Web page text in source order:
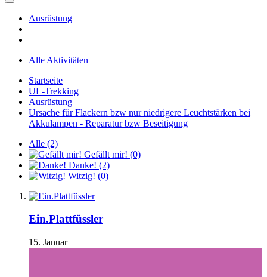
Ausrüstung
Alle Aktivitäten
Startseite
UL-Trekking
Ausrüstung
Ursache für Flackern bzw nur niedrigere Leuchtstärken bei
Akkulampen - Reparatur bzw Beseitigung
Alle (2)
Gefällt mir! (0)
Danke! (2)
Witzig! (0)
Ein.Plattfüssler
15. Januar